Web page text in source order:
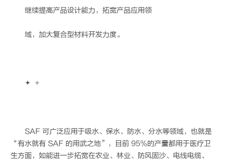
继续提高产品设计能力，拓宽产品应用领
域，加大复合型材料开发力度。
✦ +
SAF 可广泛应用于吸水、保水、防水、分水等领域，也就是
“有水就有 SAF 的用武之地”，目前 95%的产量都用于医疗卫
生方面，如能进一步拓宽在农业、林业、防风固沙、电线电缆、